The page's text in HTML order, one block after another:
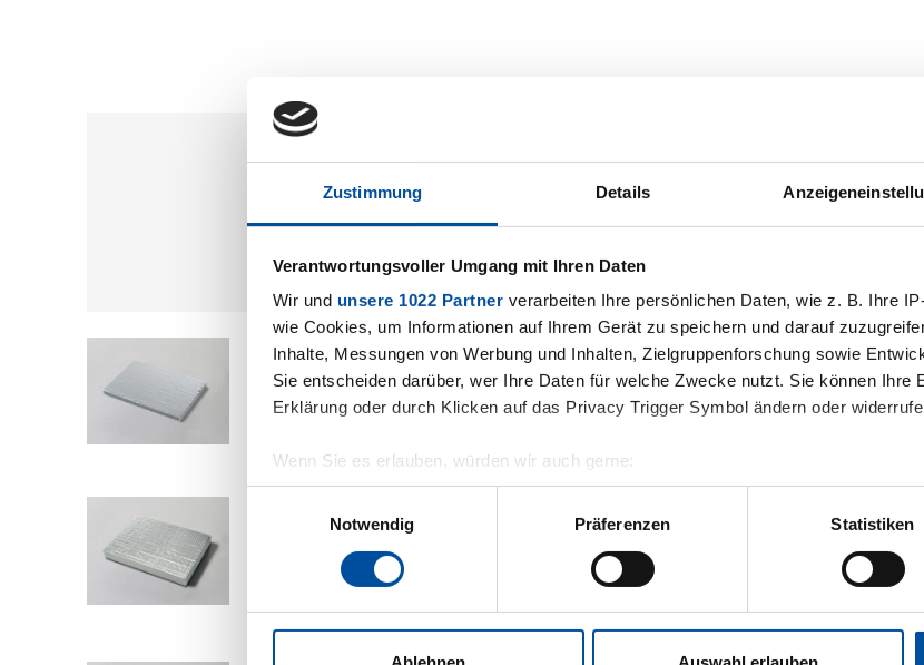
Zustimmung Details
Verantwortungsvoller Umgang mit Ihren Daten
Wir und unsere 1022 Partner verarbeiten Ihre persönlichen Daten, wie z. B. Ihre
wie Cookies, um Informationen auf Ihrem Gerät zu speichern und darauf
Inhalte, Messungen von Werbung und Inhalten, Zielgruppenforschung sowie
Sie entscheiden darüber, wer Ihre Daten für welche Zwecke nutzt. Sie können Ihre
Erklärung oder durch Klicken auf das Privacy Trigger Symbol ändern oder
Wenn Sie es erlauben, würden wir auch gerne:
Informationen über Ihre geografische Lage erfassen, welche bis auf einige
Ihr Gerät durch aktives Scannen nach bestimmten Merkmalen (Fingerprinting)
Erfahren Sie mehr darüber, wie Ihre persönlichen Daten verarbeitet werden, und
Abschnitt Einzelheiten
Wir verwenden Cookies, um Inhalte und Anzeigen zu personalisieren, Funktionen
und die Zugriffe auf unsere Website zu analysieren. Außerdem geben wir
Notwendig
Präferenzen Statistiken